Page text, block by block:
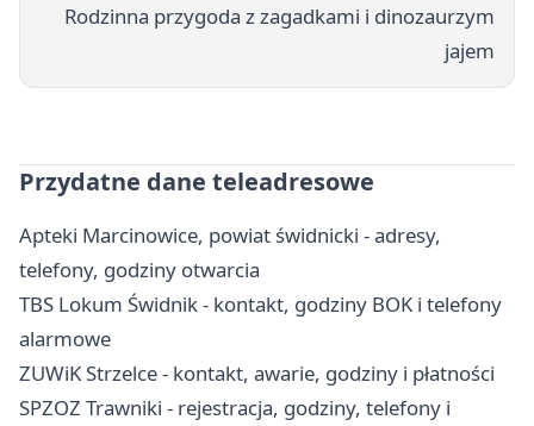
Rodzinna przygoda z zagadkami i dinozaurzym
jajem
Przydatne dane teleadresowe
Apteki Marcinowice, powiat świdnicki - adresy,
telefony, godziny otwarcia
TBS Lokum Świdnik - kontakt, godziny BOK i telefony
alarmowe
ZUWiK Strzelce - kontakt, awarie, godziny i płatności
SPZOZ Trawniki - rejestracja, godziny, telefony i